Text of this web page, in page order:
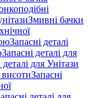
Змивні бачки
Запасні деталі
Запасні деталі для
деталі для Унітази
висотиЗапасні